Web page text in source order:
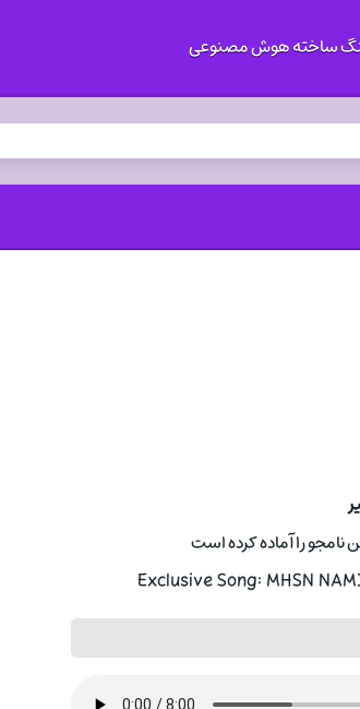
ساخته هوش مصنوعی
را آماده کرده است
Exclusive Song: MHSN